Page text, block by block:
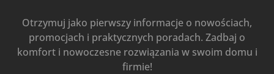
Otrzymuj jako pierwszy informacje o nowościach,
promocjach i praktycznych poradach. Zadbaj o
komfort i nowoczesne rozwiązania w swoim domu i
firmie!